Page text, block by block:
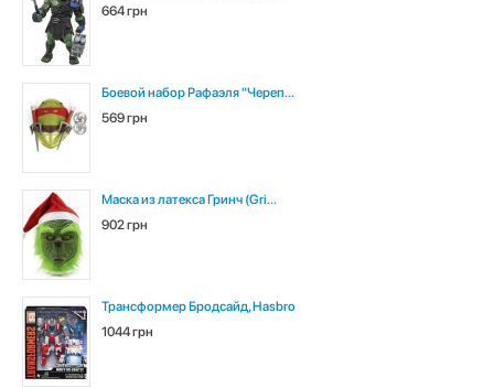
664 грн
Боевой набор Рафаэля "Череп...
569 грн
Маска из латекса Гринч (Gri...
902 грн
Трансформер Бродсайд, Hasbro
1044 грн